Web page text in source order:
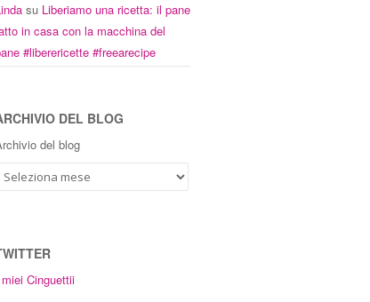
su Liberiamo una ricetta: il pane
in casa con la macchina del
#liberericette #freearecipe
DEL BLOG
del blog
Cinguettii